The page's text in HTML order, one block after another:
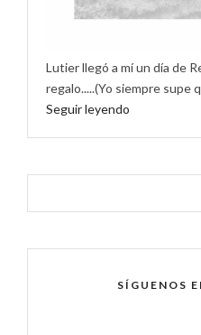
Lutier llegó a mí un día de
regalo.....(Yo siempre supe
Seguir leyendo
SÍGUENOS